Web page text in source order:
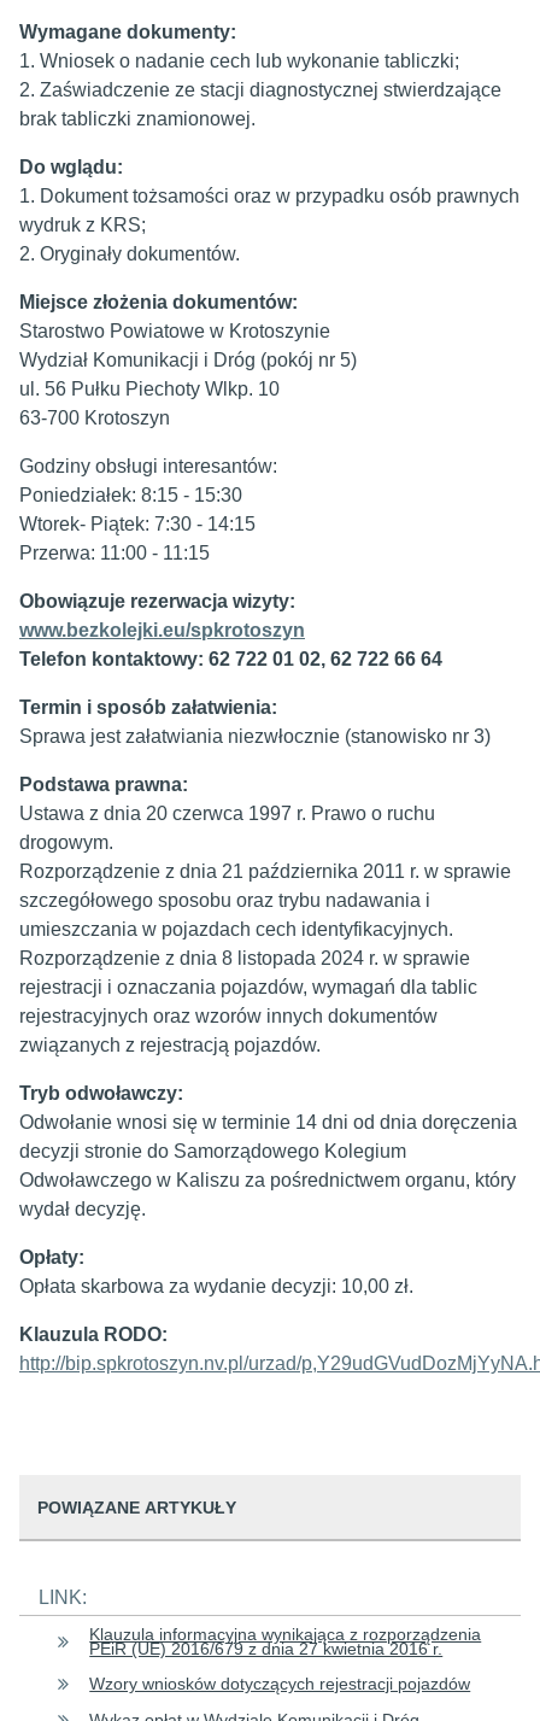
Wymagane dokumenty:
1. Wniosek o nadanie cech lub wykonanie tabliczki;
2. Zaświadczenie ze stacji diagnostycznej stwierdzające
brak tabliczki znamionowej.
Do wglądu:
1. Dokument tożsamości oraz w przypadku osób prawnych
wydruk z KRS;
2. Oryginały dokumentów.
Miejsce złożenia dokumentów:
Starostwo Powiatowe w Krotoszynie
Wydział Komunikacji i Dróg (pokój nr 5)
ul. 56 Pułku Piechoty Wlkp. 10
63-700 Krotoszyn
Godziny obsługi interesantów:
Poniedziałek: 8:15 - 15:30
Wtorek- Piątek: 7:30 - 14:15
Przerwa: 11:00 - 11:15
Obowiązuje rezerwacja wizyty:
www.bezkolejki.eu/spkrotoszyn
Telefon kontaktowy: 62 722 01 02, 62 722 66 64
Termin i sposób załatwienia:
Sprawa jest załatwiania niezwłocznie (stanowisko nr 3)
Podstawa prawna:
Ustawa z dnia 20 czerwca 1997 r. Prawo o ruchu
drogowym.
Rozporządzenie z dnia 21 października 2011 r. w sprawie
szczegółowego sposobu oraz trybu nadawania i
umieszczania w pojazdach cech identyfikacyjnych.
Rozporządzenie z dnia 8 listopada 2024 r. w sprawie
rejestracji i oznaczania pojazdów, wymagań dla tablic
rejestracyjnych oraz wzorów innych dokumentów
związanych z rejestracją pojazdów.
Tryb odwoławczy:
Odwołanie wnosi się w terminie 14 dni od dnia doręczenia
decyzji stronie do Samorządowego Kolegium
Odwoławczego w Kaliszu za pośrednictwem organu, który
wydał decyzję.
Opłaty:
Opłata skarbowa za wydanie decyzji: 10,00 zł.
Klauzula RODO:
http://bip.spkrotoszyn.nv.pl/urzad/
POWIĄZANE ARTYKUŁY
LINK:
Klauzula informacyjna wynikająca z rozporządzenia
PEiR (UE) 2016/679 z dnia 27 kwietnia 2016 r.
Wzory wniosków dotyczących rejestracji pojazdów